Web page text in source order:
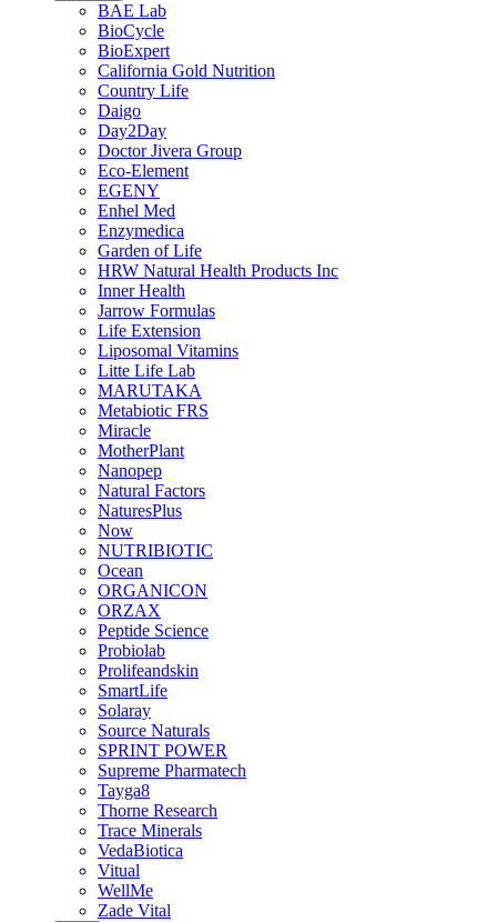
BAE Lab
BioCycle
BioExpert
California Gold Nutrition
Country Life
Daigo
Day2Day
Doctor Jivera Group
Eco-Element
EGENY
Enhel Med
Enzymedica
Garden of Life
HRW Natural Health Products Inc
Inner Health
Jarrow Formulas
Life Extension
Liposomal Vitamins
Litte Life Lab
MARUTAKA
Metabiotic FRS
Miracle
MotherPlant
Nanopep
Natural Factors
NaturesPlus
Now
NUTRIBIOTIC
Ocean
ORGANICON
ORZAX
Peptide Science
Probiolab
Prolifeandskin
SmartLife
Solaray
Source Naturals
SPRINT POWER
Supreme Pharmatech
Tayga8
Thorne Research
Trace Minerals
VedaBiotica
Vitual
WellMe
Zade Vital